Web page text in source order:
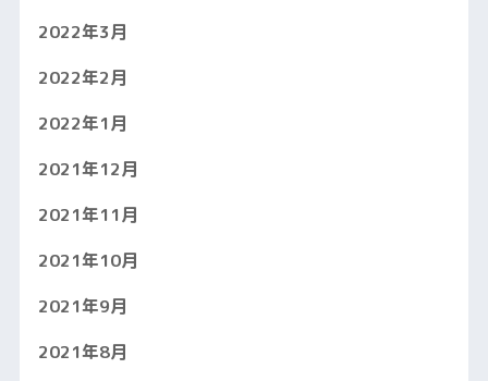
2022年3月
2022年2月
2022年1月
2021年12月
2021年11月
2021年10月
2021年9月
2021年8月